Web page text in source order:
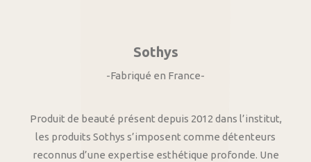
Sothys
-Fabriqué en France-
Produit de beauté présent depuis 2012 dans l’institut,
les produits Sothys s’imposent comme détenteurs
reconnus d’une expertise esthétique profonde. Une